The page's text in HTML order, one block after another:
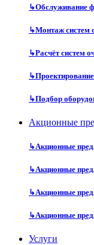
↳Обслуживание
↳Монтаж систем
↳Расчёт систем
↳
↳Подбор
Акционные
↳Акционные
↳Акционные
↳Акционные
↳Акционные
Услуги